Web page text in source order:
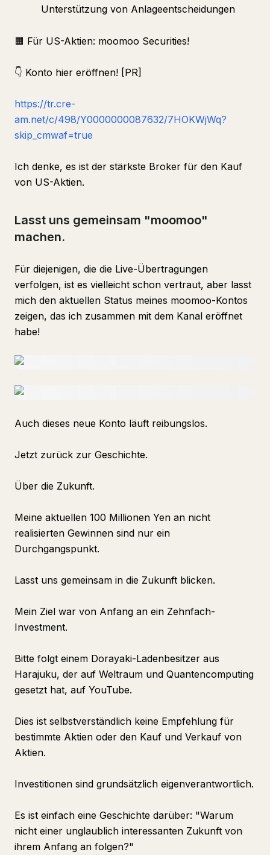
Unterstützung von Anlageentscheidungen
🟧 Für US-Aktien: moomoo Securities!
👇 Konto hier eröffnen! [PR]
https://tr.cre-
am.net/c/498/Y0000000087632/7HOKWjWq?
skip_cmwaf=true
Ich denke, es ist der stärkste Broker für den Kauf
von US-Aktien.
Lasst uns gemeinsam "moomoo"
machen.
Für diejenigen, die die Live-Übertragungen
verfolgen, ist es vielleicht schon vertraut, aber lasst
mich den aktuellen Status meines moomoo-Kontos
zeigen, das ich zusammen mit dem Kanal eröffnet
habe!
Auch dieses neue Konto läuft reibungslos.
Jetzt zurück zur Geschichte.
Über die Zukunft.
Meine aktuellen 100 Millionen Yen an nicht
realisierten Gewinnen sind nur ein
Durchgangspunkt.
Lasst uns gemeinsam in die Zukunft blicken.
Mein Ziel war von Anfang an ein Zehnfach-
Investment.
Bitte folgt einem Dorayaki-Ladenbesitzer aus
Harajuku, der auf Weltraum und Quantencomputing
gesetzt hat, auf YouTube.
Dies ist selbstverständlich keine Empfehlung für
bestimmte Aktien oder den Kauf und Verkauf von
Aktien.
Investitionen sind grundsätzlich eigenverantwortlich.
Es ist einfach eine Geschichte darüber: "Warum
nicht einer unglaublich interessanten Zukunft von
ihrem Anfang an folgen?"